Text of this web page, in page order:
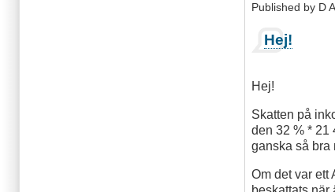
Published by D
Hej!
Hej!
Skatten på
den 32 % * 21
ganska så bra
Om det var ett